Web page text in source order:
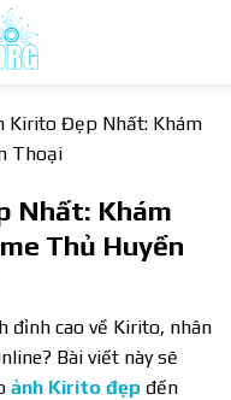
Kirito Đẹp Nhất: Khám
Thoại
Nhất: Khám
Thủ Huyền
đỉnh cao về Kirito, nhân
Bài viết này sẽ
ảnh Kirito đẹp đến